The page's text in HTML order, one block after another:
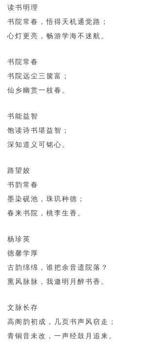
读书明理
书院常春，悟得天机通觉路；
心灯更亮，畅游学海不迷航。
书院常春
书院远尘三箧富；
仙乡幽赏一枝春。
书能益智
饱读诗书堪益智；
深知道义可铭心。
路望姣
书韵常春
墨染砚池，珠玑种德；
春来书院，桃李生香。
杨珍英
德馨学厚
古韵绵绵，谁把余音遗院落？
熏风脉脉，我邀明月醉书香。
文脉长存
高阁韵初成，几页书声风窃走；
青铜音未改，一声经鼓月追来。